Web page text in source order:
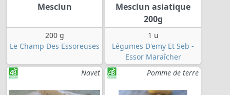
Mesclun
200 g
Le Champ Des Essoreuses
Mesclun asiatique
200g
1 u
Légumes D'emy Et Seb -
Essor Maraîcher
Navet
Pomme de terre